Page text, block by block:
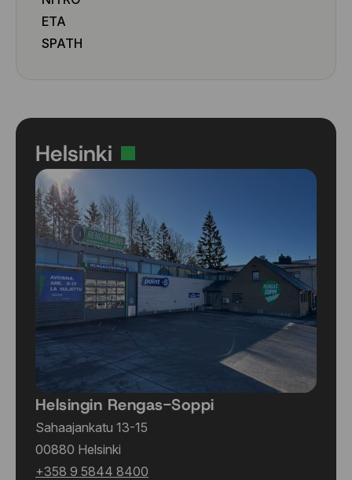
ETA
SPATH
Helsinki
Helsingin Rengas-Soppi
Sahaajankatu 13-15
00880 Helsinki
+358 9 5844 8400